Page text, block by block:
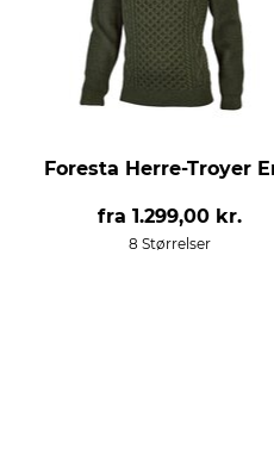
Foresta Herre-Troyer
fra1.299,00 kr.
8 Størrelser